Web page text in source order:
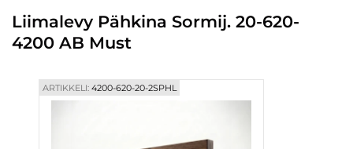
Blogi
Liimalevy Pähkina Sormij. 20-620-
4200 AB Must
ARTIKKELI:4200-620-20-2SPHL